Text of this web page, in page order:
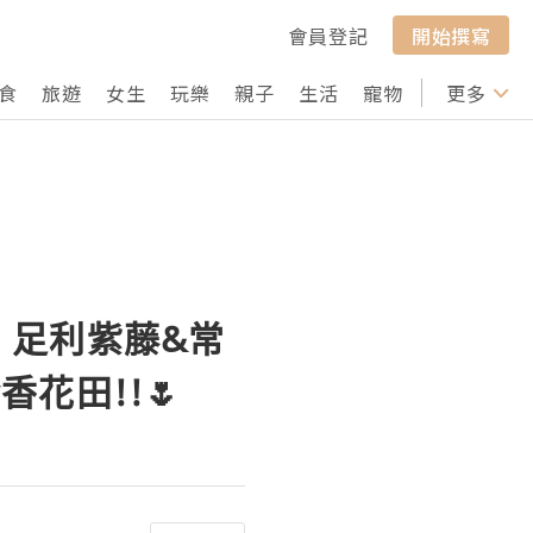
會員登記
開始撰寫
旅遊 女生 玩樂 親子 生活 寵物 行山 打卡
更多
利紫藤&常
花田!!🌷